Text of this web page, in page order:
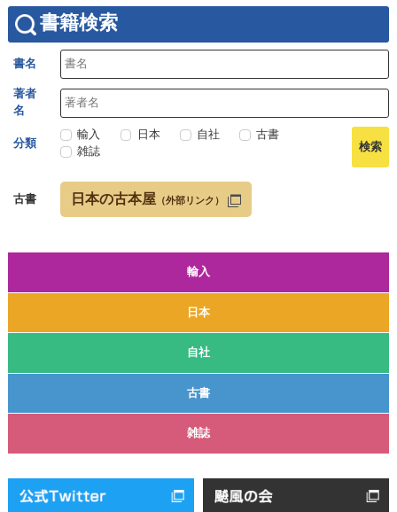
輸入
日本
自社
古書
雑誌
書籍検索
書名
著者
名
分類
輸入 日本 自社
古書
雑誌
古書 日本の古本屋 （外部リンク）